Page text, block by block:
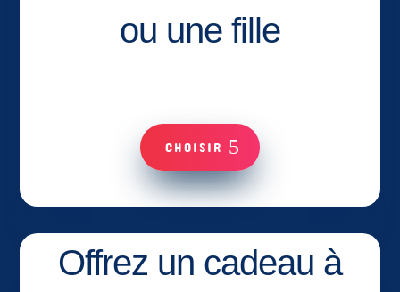
ou une fille
CHOISIR
Offrez un cadeau à